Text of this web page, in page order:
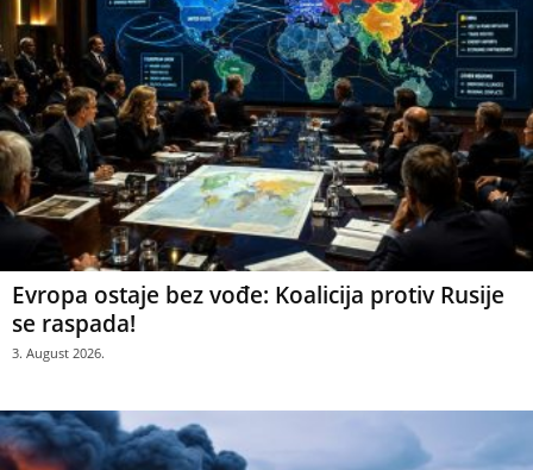
Evropa ostaje bez vođe: Koalicija protiv Rusije
se raspada!
3. August 2026.